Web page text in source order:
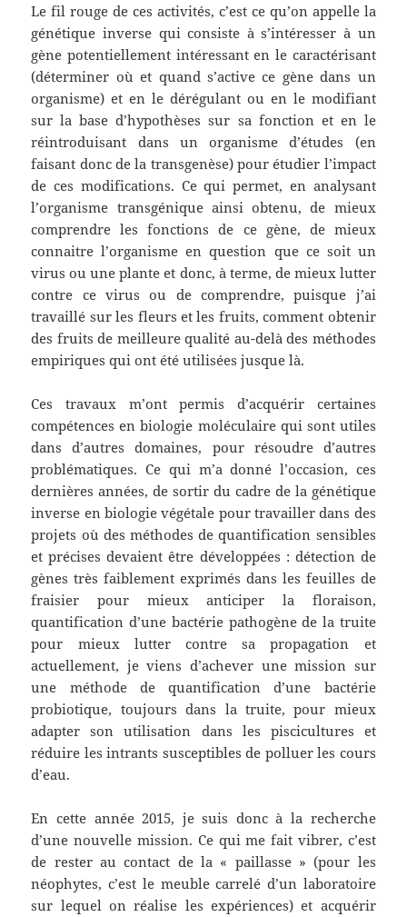
Le fil rouge de ces activités, c’est ce qu’on appelle la
génétique inverse qui consiste à s’intéresser à un
gène potentiellement intéressant en le caractérisant
(déterminer où et quand s’active ce gène dans un
organisme) et en le dérégulant ou en le modifiant
sur la base d’hypothèses sur sa fonction et en le
réintroduisant dans un organisme d’études (en
faisant donc de la transgenèse) pour étudier l’impact
de ces modifications. Ce qui permet, en analysant
l’organisme transgénique ainsi obtenu, de mieux
comprendre les fonctions de ce gène, de mieux
connaitre l’organisme en question que ce soit un
virus ou une plante et donc, à terme, de mieux lutter
contre ce virus ou de comprendre, puisque j’ai
travaillé sur les fleurs et les fruits, comment obtenir
des fruits de meilleure qualité au-delà des méthodes
empiriques qui ont été utilisées jusque là.
Ces travaux m’ont permis d’acquérir certaines
compétences en biologie moléculaire qui sont utiles
dans d’autres domaines, pour résoudre d’autres
problématiques. Ce qui m’a donné l’occasion, ces
dernières années, de sortir du cadre de la génétique
inverse en biologie végétale pour travailler dans des
projets où des méthodes de quantification sensibles
et précises devaient être développées : détection de
gènes très faiblement exprimés dans les feuilles de
fraisier pour mieux anticiper la floraison,
quantification d’une bactérie pathogène de la truite
pour mieux lutter contre sa propagation et
actuellement, je viens d’achever une mission sur
une méthode de quantification d’une bactérie
probiotique, toujours dans la truite, pour mieux
adapter son utilisation dans les piscicultures et
réduire les intrants susceptibles de polluer les cours
d’eau.
En cette année 2015, je suis donc à la recherche
d’une nouvelle mission. Ce qui me fait vibrer, c’est
de rester au contact de la « paillasse » (pour les
néophytes, c’est le meuble carrelé d’un laboratoire
sur lequel on réalise les expériences) et acquérir